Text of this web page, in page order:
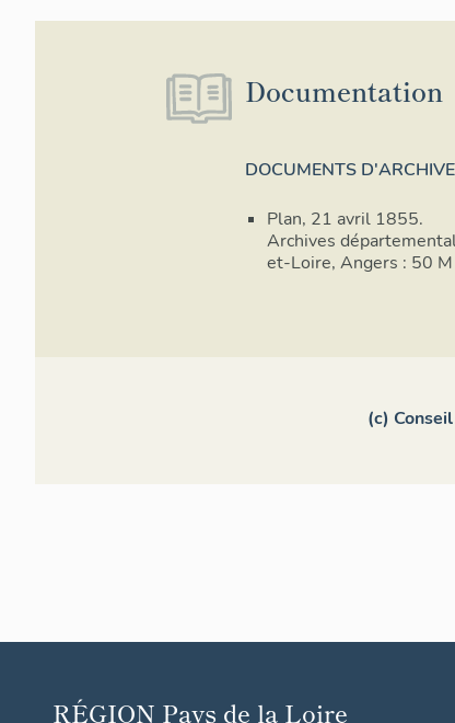
Documentation
DOCUMENTS
Plan, 21 avril 1855.
Archives
et-Loire, Angers
(c)
RÉGION Pays de la Loire